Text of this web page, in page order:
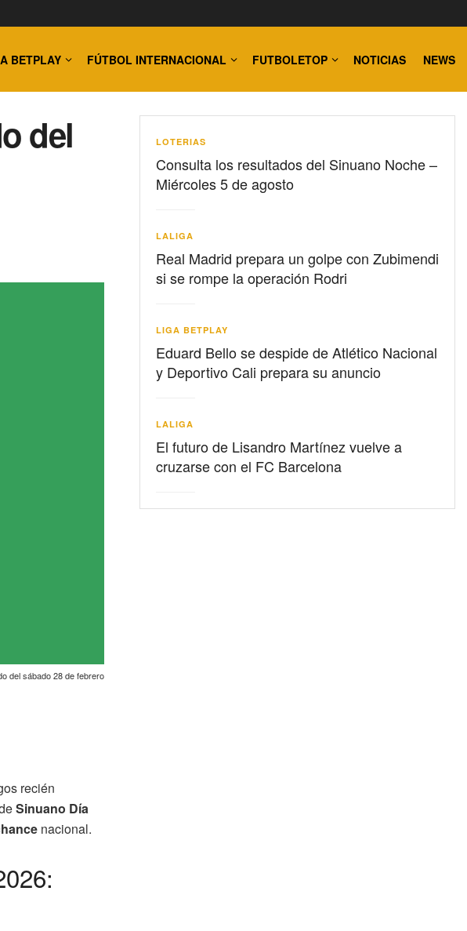
BETPLAY FÚTBOL INTERNACIONAL FUTBOLETOP NOTICIAS NEWS
del
del sábado 28 de febrero
recién
Sinuano Día
nacional.
LOTERIAS
Consulta los resultados del Sinuano Noche –
Miércoles 5 de agosto
LALIGA
Real Madrid prepara un golpe con Zubimendi
si se rompe la operación Rodri
LIGA BETPLAY
Eduard Bello se despide de Atlético Nacional
y Deportivo Cali prepara su anuncio
LALIGA
El futuro de Lisandro Martínez vuelve a
cruzarse con el FC Barcelona